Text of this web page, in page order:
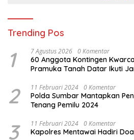
Trending Pos
1 7 Agustus 2026 0 Komentar
60 Anggota Kontingen
Pramuka Tanah Datar Ikuti
2 11 Februari 2024 0 Komentar
Polda Sumbar Mantapkan
Tenang Pemilu 2024
3 11 Februari 2024 0 Komentar
Kapolres Mentawai Hadiri